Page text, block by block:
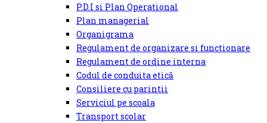
P.D.I si Plan Operational
Plan managerial
Organigrama
Regulament de organizare si functionare
Regulament de ordine interna
Codul de conduita etică
Consiliere cu parintii
Serviciul pe scoala
Transport scolar